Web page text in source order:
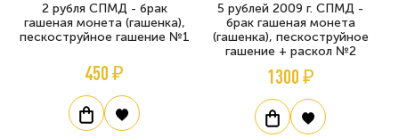
2 рубля СПМД - брак
гашеная монета (гашенка),
пескоструйное гашение №1
450 ₽
5 рублей 2009 г. СПМД -
брак гашеная монета
(гашенка), пескоструйное
гашение + раскол №2
1300 ₽